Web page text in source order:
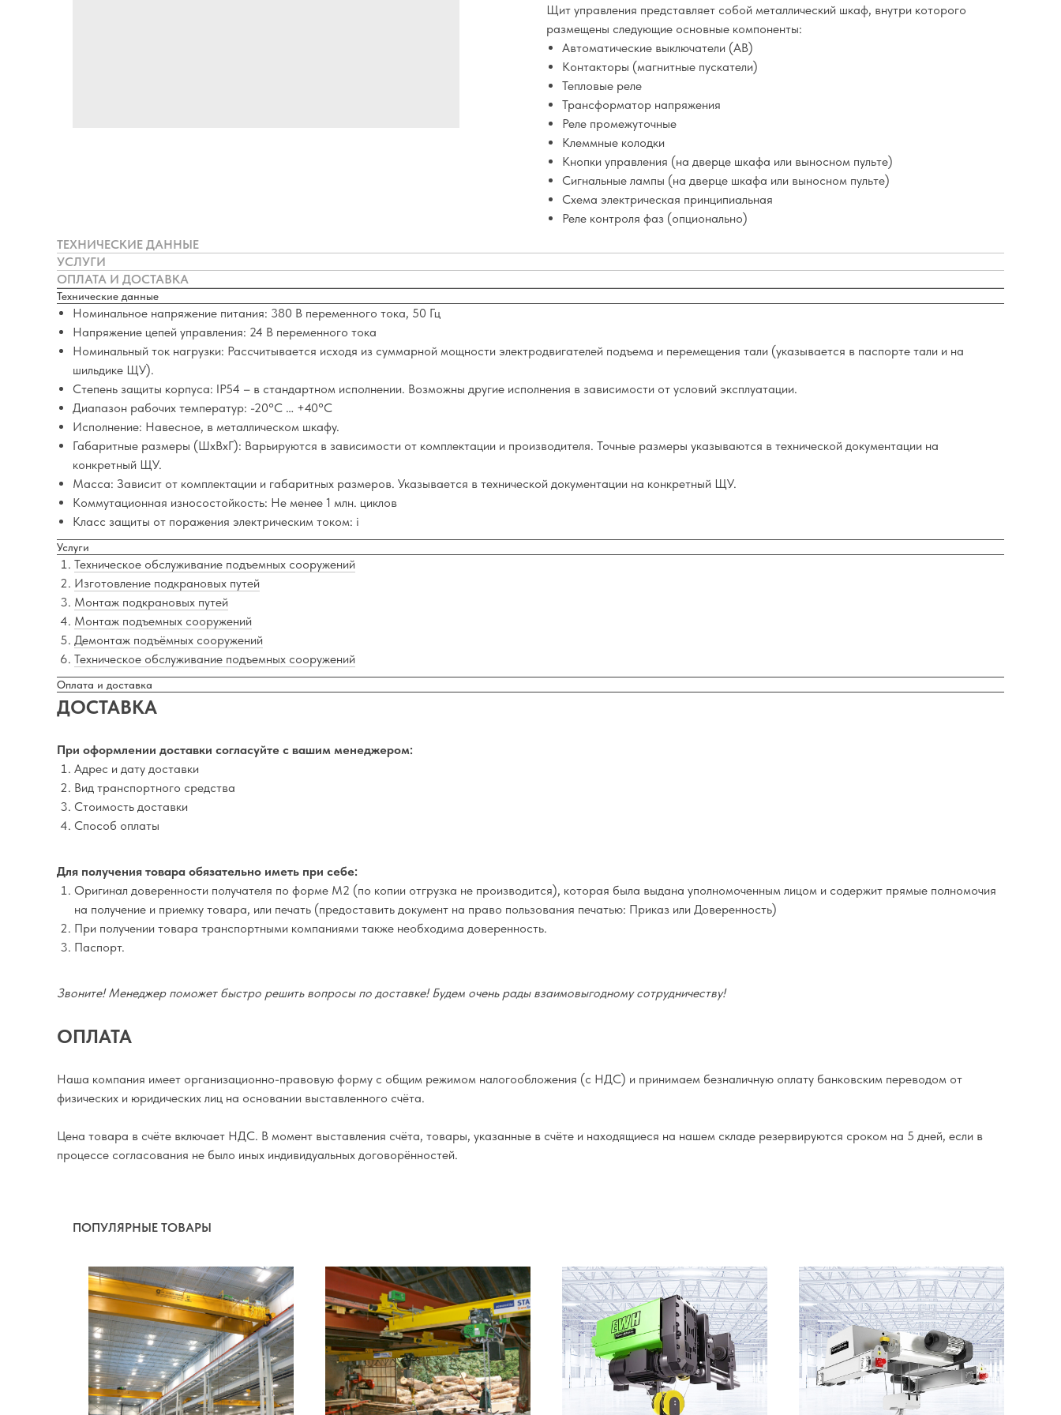
Щит управления представляет собой металлический шкаф, внутри которого
размещены следующие основные компоненты:
Автоматические выключатели (АВ)
Контакторы (магнитные пускатели)
Тепловые реле
Трансформатор напряжения
Реле промежуточные
Клеммные колодки
Кнопки управления (на дверце шкафа или выносном пульте)
Сигнальные лампы (на дверце шкафа или выносном пульте)
Схема электрическая принципиальная
Реле контроля фаз (опционально)
ТЕХНИЧЕСКИЕ ДАННЫЕ
УСЛУГИ
ОПЛАТА И ДОСТАВКА
Технические данные
Номинальное напряжение питания: 380 В переменного тока, 50 Гц
Напряжение цепей управления: 24 В переменного тока
Номинальный ток нагрузки: Рассчитывается исходя из суммарной мощности электродвигателей подъема и перемещения тали (указывается в паспорте тали и на
шильдике ЩУ).
Степень защиты корпуса: IP54 – в стандартном исполнении. Возможны другие исполнения в зависимости от условий эксплуатации.
Диапазон рабочих температур: -20°C … +40°C
Исполнение: Навесное, в металлическом шкафу.
Габаритные размеры (ШхВхГ): Варьируются в зависимости от комплектации и производителя. Точные размеры указываются в технической документации на
конкретный ЩУ.
Масса: Зависит от комплектации и габаритных размеров. Указывается в технической документации на конкретный ЩУ.
Коммутационная износостойкость: Не менее 1 млн. циклов
Класс защиты от поражения электрическим током: i
Услуги
Техническое обслуживание подъемных сооружений
Изготовление подкрановых путей
Монтаж подкрановых путей
Монтаж подъемных сооружений
Демонтаж подъёмных сооружений
Техническое обслуживание подъемных сооружений
Оплата и доставка
ДОСТАВКА
При оформлении доставки согласуйте с вашим менеджером:
Адрес и дату доставки
Вид транспортного средства
Стоимость доставки
Способ оплаты
Для получения товара обязательно иметь при себе:
Оригинал доверенности получателя по форме М2 (по копии отгрузка не производится), которая была выдана уполномоченным лицом и содержит прямые полномочия
на получение и приемку товара, или печать (предоставить документ на право пользования печатью: Приказ или Доверенность)
При получении товара транспортными компаниями также необходима доверенность.
Паспорт.
Звоните! Менеджер поможет быстро решить вопросы по доставке! Будем очень рады взаимовыгодному сотрудничеству!
ОПЛАТА
Наша компания имеет организационно-правовую форму с общим режимом налогообложения (с НДС) и принимаем безналичную оплату банковским переводом от
физических и юридических лиц на основании выставленного счёта.
Цена товара в счёте включает НДС. В момент выставления счёта, товары, указанные в счёте и находящиеся на нашем складе резервируются сроком на 5 дней, если в
процессе согласования не было иных индивидуальных договорённостей.
ПОПУЛЯРНЫЕ ТОВАРЫ